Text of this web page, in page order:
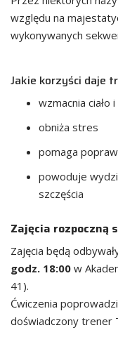
względu na
wykonywanych
Jakie korzyści daje
wzmacnia ciało
obniża stres
pomaga
powoduje
szczęścia
Zajęcia rozpoczną
Zajęcia będą
godz. 18:00 w
41).
Ćwiczenia
doświadczony trener